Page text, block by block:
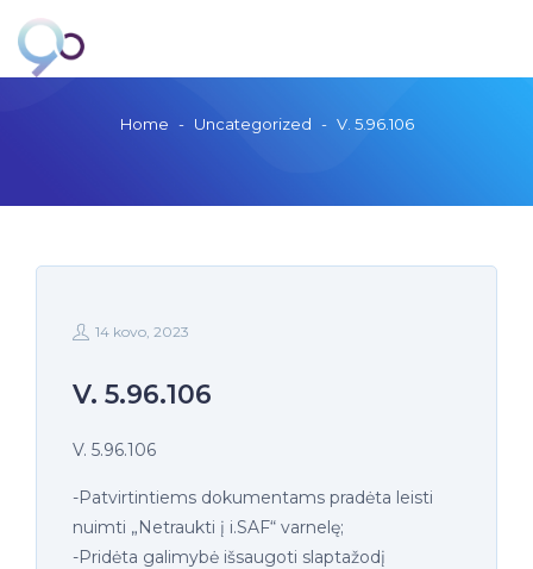
Home - Uncategorized - V. 5.96.106
14 kovo, 2023
V. 5.96.106
V. 5.96.106
-Patvirtintiems dokumentams pradėta leisti
nuimti „Netraukti į i.SAF“ varnelę;
-Pridėta galimybė išsaugoti slaptažodį